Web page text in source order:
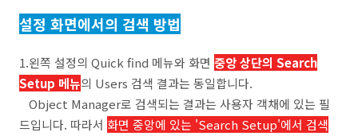
설정 화면에서의 검색 방법
1.왼쪽 설정의 Quick find 메뉴와 화면 중앙 상단의 Search
Setup 메뉴의 Users 검색 결과는 동일합니다.
Object Manager로 검색되는 결과는 사용자 객채에 있는 필
드입니다. 따라서 화면 중앙에 있는 'Search Setup'에서 검색